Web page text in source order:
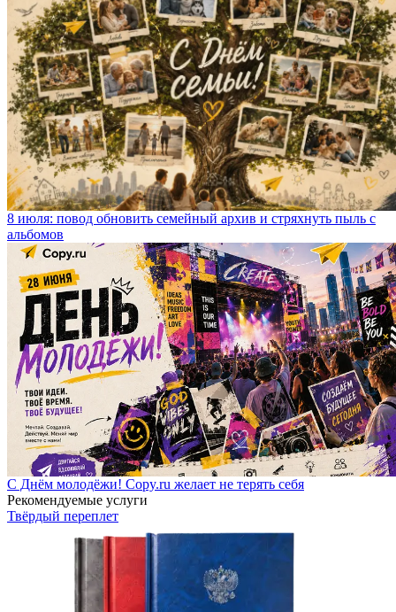
8 июля: повод обновить семейный архив и стряхнуть пыль с
альбомов
С Днём молодёжи! Copy.ru желает не терять себя
Рекомендуемые услуги
Твёрдый переплет